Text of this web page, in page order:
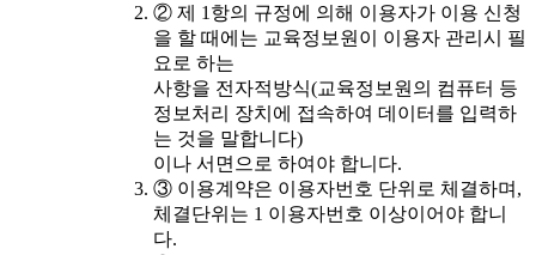
② 제 1항의 규정에 의해 이용자가 이용 신청
을 할 때에는 교육정보원이 이용자 관리시 필
요로 하는
사항을 전자적방식(교육정보원의 컴퓨터 등
정보처리 장치에 접속하여 데이터를 입력하
는 것을 말합니다)
이나 서면으로 하여야 합니다.
③ 이용계약은 이용자번호 단위로 체결하며,
체결단위는 1 이용자번호 이상이어야 합니
다.